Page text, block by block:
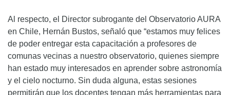
Al respecto, el Director subrogante del Observatorio AURA
en Chile, Hernán Bustos, señaló que “estamos muy felices
de poder entregar esta capacitación a profesores de
comunas vecinas a nuestro observatorio, quienes siempre
han estado muy interesados en aprender sobre astronomía
y el cielo nocturno. Sin duda alguna, estas sesiones
permitirán que los docentes tengan más herramientas para